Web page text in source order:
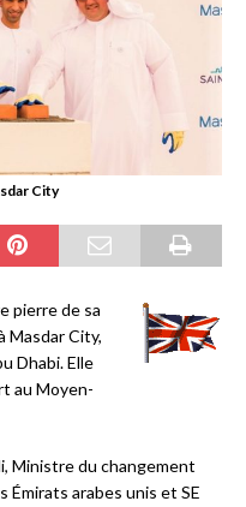
City
pierre de sa
Masdar City,
Dhabi. Elle
au Moyen-
Ministre du changement
Émirats arabes unis et SE